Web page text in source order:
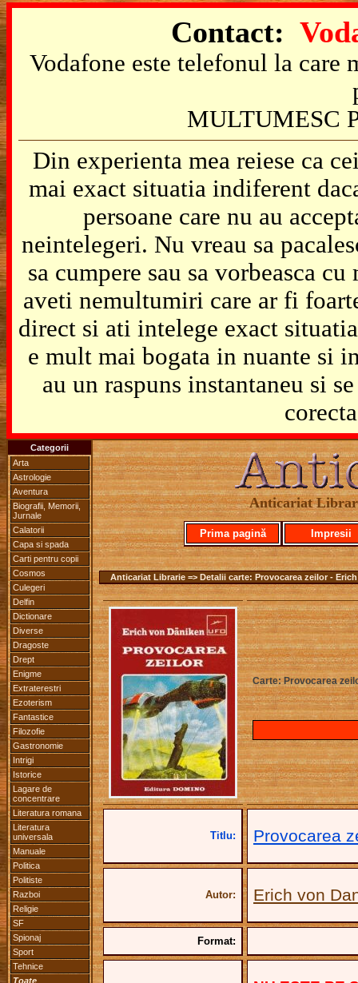
Contact:
Vodafone este telefonul la
MULTUMESC
Din experienta mea reiese ca
mai exact situatia indiferent
persoane care nu au
neintelegeri. Nu vreau sa
sa cumpere sau sa vorbeasca
aveti nemultumiri care ar fi
direct si ati intelege exact
e mult mai bogata in nuante si
au un raspuns instantaneu si
Categorii
Arta
Astrologie
Aventura
Biografii, Memorii,
Jurnale
Calatorii
Capa si spada
Carti pentru copii
Cosmos
Culegeri
Delfin
Dictionare
Diverse
Dragoste
Drept
Enigme
Extraterestri
Ezoterism
Fantastice
Filozofie
Gastronomie
Intrigi
Istorice
Lagare de
concentrare
Literatura romana
Literatura
universala
Manuale
Politica
Politiste
Razboi
Religie
SF
Spionaj
Sport
Tehnice
Toate
Anticariat
Prima pagină Impresii
Anticariat Librarie => Detalii carte: Provocarea zeilor -
Carte: Provocarea
Titlu: Provocarea
Autor: Erich von
Format: